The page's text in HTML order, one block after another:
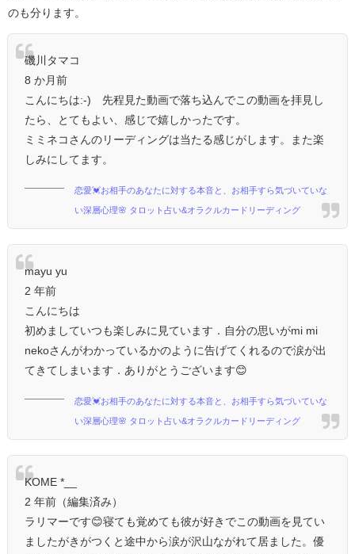
のも分ります。
磯川タマコ
8 か月前
こんにちは:-) 先程見た動画で落ち込んでこの動画を拝見し
たら、とてもよい、感じで嬉しかったです。
ミミネコさんのリーディングは当たる感じがします。また楽
しみにしてます。
恋愛💓お相手のあなたに対する本音と、お相手すら気づいていな
い深層心理🌸 タロット占い&オラクルカードリーディング
mayu yu
2 年前
こんにちは
初めましていつも楽しみに見ています．自分の思いがmi mi
nekoさんがわかっているかのように告げてくれるので涙が出
てきてしまいます．ありがとうございます😊
恋愛💓お相手のあなたに対する本音と、お相手すら気づいていな
い深層心理🌸 タロット占い&オラクルカードリーディング
KOME *__
2 年前（編集済み）
ラリマーです😊寝ても覚めても彼が好きでこの動画を見てい
ましたがきがつくと途中から涙が沢山ながれて居ました。優